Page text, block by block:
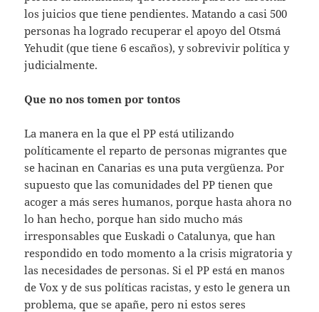
los juicios que tiene pendientes. Matando a casi 500
personas ha logrado recuperar el apoyo del Otsmá
Yehudit (que tiene 6 escaños), y sobrevivir política y
judicialmente.
Que no nos tomen por tontos
La manera en la que el PP está utilizando
políticamente el reparto de personas migrantes que
se hacinan en Canarias es una puta vergüenza. Por
supuesto que las comunidades del PP tienen que
acoger a más seres humanos, porque hasta ahora no
lo han hecho, porque han sido mucho más
irresponsables que Euskadi o Catalunya, que han
respondido en todo momento a la crisis migratoria y
las necesidades de personas. Si el PP está en manos
de Vox y de sus políticas racistas, y esto le genera un
problema, que se apañe, pero ni estos seres